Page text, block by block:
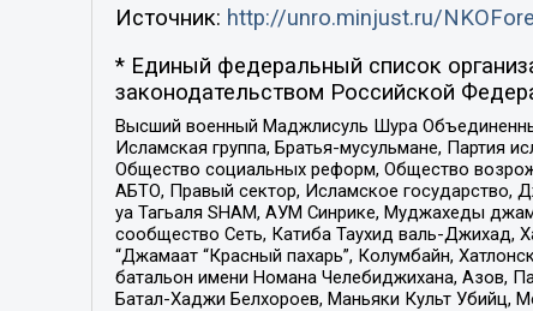
Источник: http://unro.minjust.ru/
* Единый федеральный список
законодательством Российской
Высший военный Маджлисуль Шура
Исламская группа, Братья-мусульмане, Партия
Общество социальных реформ, Общество
АБТО, Правый сектор, Исламское государство,
уа Тагьаля SHAM, АУМ Синрике, Муджахеды
сообщество Сеть, Катиба Таухид валь-Джихад,
“Джамаат “Красный пахарь”, Колумбайн,
батальон имени Номана Челебиджихана, Азов,
Батал-Хаджи Белхороев, Маньяки Культ Убийц,